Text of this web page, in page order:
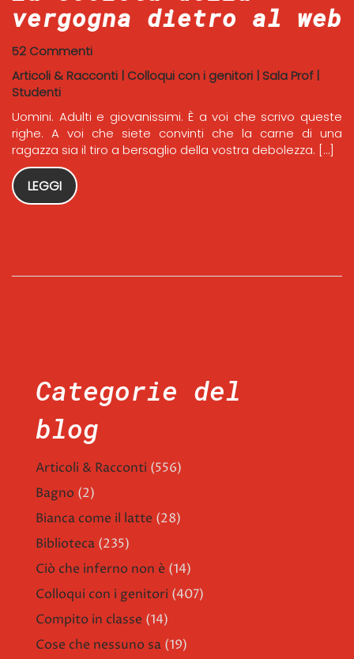
vergogna dietro al web
52 Commenti
Articoli & Racconti | Colloqui con i genitori | Sala Prof|
Studenti
Uomini. Adulti e giovanissimi. È a voi che scrivo queste
righe. A voi che siete convinti che la carne di una
ragazza sia il tiro a bersaglio della vostra debolezza. […]
LEGGI
Categorie del
blog
Articoli & Racconti (556)
Bagno (2)
Bianca come il latte (28)
Biblioteca (235)
Ciò che inferno non è (14)
Colloqui con i genitori (407)
Compito in classe (14)
Cose che nessuno sa (19)